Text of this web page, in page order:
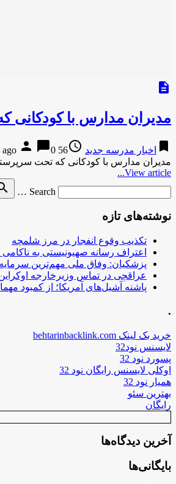
description
مدیران مدارس با کودکانی
bookmark اخبار مدرسه جدید access_time
56 years ago
person chat_bubble0
مدیران مدارس با کودکانی که تحت
View article...
Search …
نوشته‌های تازه
تکذیب وقوع انفجار در مرز شلمچه
اعتراف رسانه صهیونیستی به ناکامی
پزشکیان: وفاق ملی مهم‌ترین
عراقچی در تماس وزیرخارجه
پاشنه آشیل‌های آمریکا؛ از کمبود
.
خرید بک لینک behtarinbacklink.com
لایسنس نود32
پسورد نود 32
اوکلی لایسنس رایگان نود 32
همیار نود 32
بهترین سئو
رایگان
آخرین دیدگاه‌ها
بایگانی‌ها